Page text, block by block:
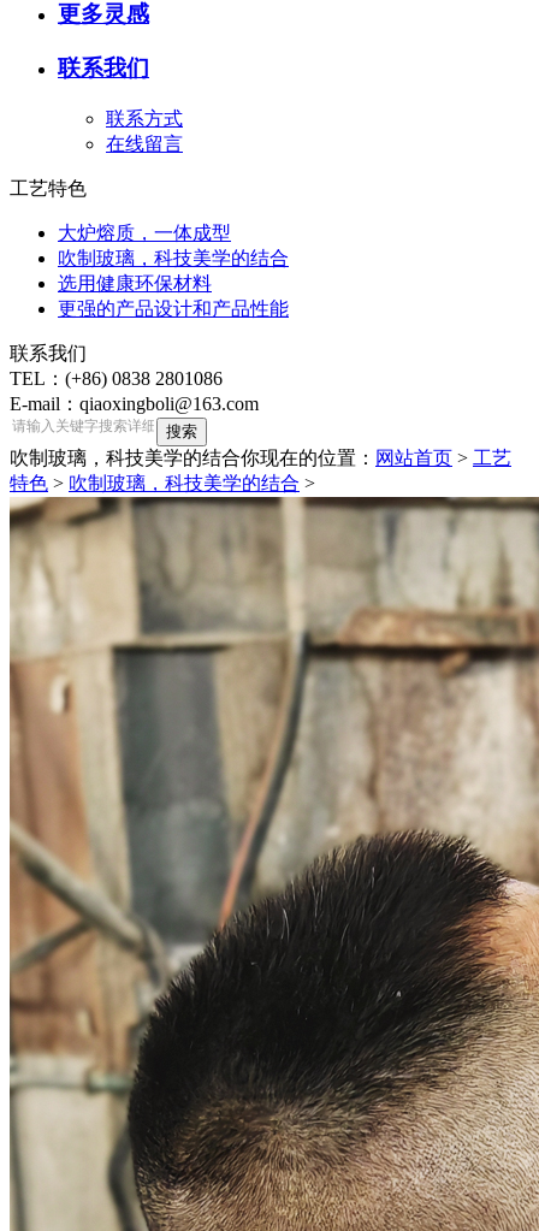
更多灵感
联系我们
联系方式
在线留言
工艺特色
大炉熔质，一体成型
吹制玻璃，科技美学的结合
选用健康环保材料
更强的产品设计和产品性能
联系我们
TEL：(+86) 0838 2801086
E-mail：qiaoxingboli@163.com
吹制玻璃，科技美学的结合你现在的位置： 网站首页 > 工艺
特色 > 吹制玻璃，科技美学的结合 >